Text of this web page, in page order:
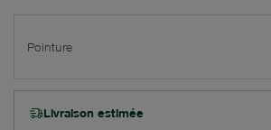
Pointure
Livraison estimée